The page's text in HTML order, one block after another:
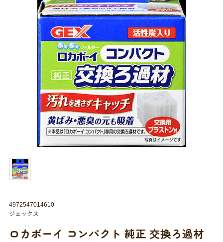
ロカボーイ コンパクト 純正 交換ろ過材
4972547014610
ジェックス